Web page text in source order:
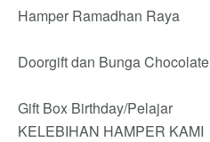
Hamper Ramadhan Raya
Doorgift dan Bunga Chocolate
Gift Box Birthday/Pelajar
KELEBIHAN HAMPER KAMI